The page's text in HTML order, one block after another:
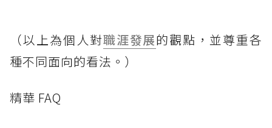
（以上為個人對職涯發展的觀點，並尊重各
種不同面向的看法。）
精華 FAQ